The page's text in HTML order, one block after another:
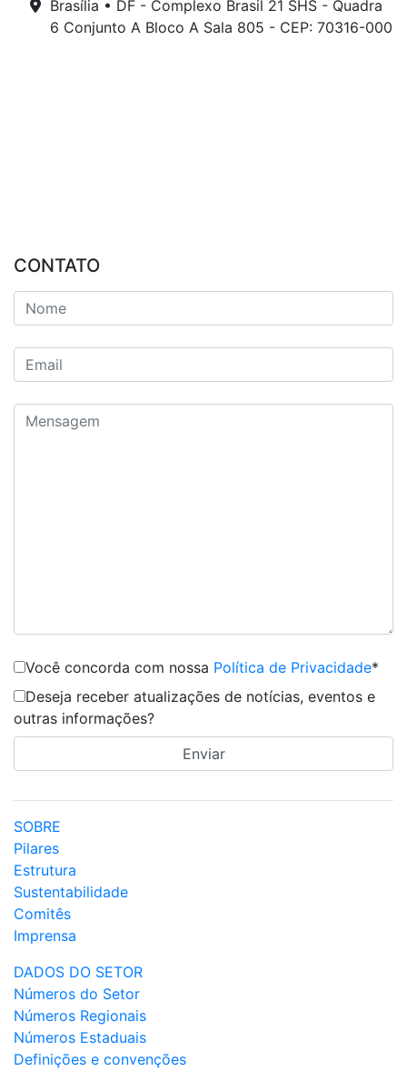
Brasília • DF - Complexo Brasil 21 SHS - Quadra
6 Conjunto A Bloco A Sala 805 - CEP: 70316-000
CONTATO
Você concorda com nossa Política de Privacidade*
Deseja receber atualizações de notícias, eventos e
outras informações?
SOBRE
Pilares
Estrutura
Sustentabilidade
Comitês
Imprensa
DADOS DO SETOR
Números do Setor
Números Regionais
Números Estaduais
Definições e convenções